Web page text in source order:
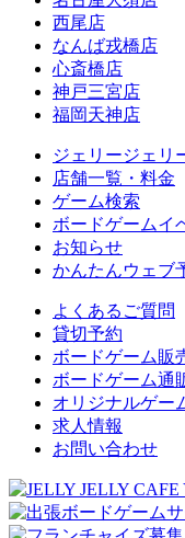
西尾店
なんば戎橋店
心斎橋店
神戸三宮店
福岡天神店
ジェリージェリ
店舗一覧・料金
ゲーム検索
ボードゲームイ
お知らせ
かんたんウェブ
よくあるご質問
貸切予約
ボードゲーム販
ボードゲーム通
オリジナルゲー
求人情報
お問い合わせ